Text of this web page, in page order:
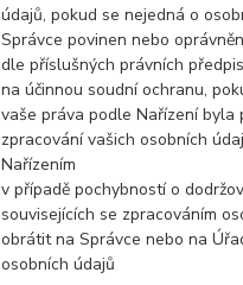
údajů, pokud se nejedná o
Správce povinen nebo
dle příslušných právních
na účinnou soudní ochranu,
vaše práva podle Nařízení byla
zpracování vašich osobních
Nařízením
v případě pochybností o
souvisejících se zpracováním
obrátit na Správce nebo na
osobních údajů